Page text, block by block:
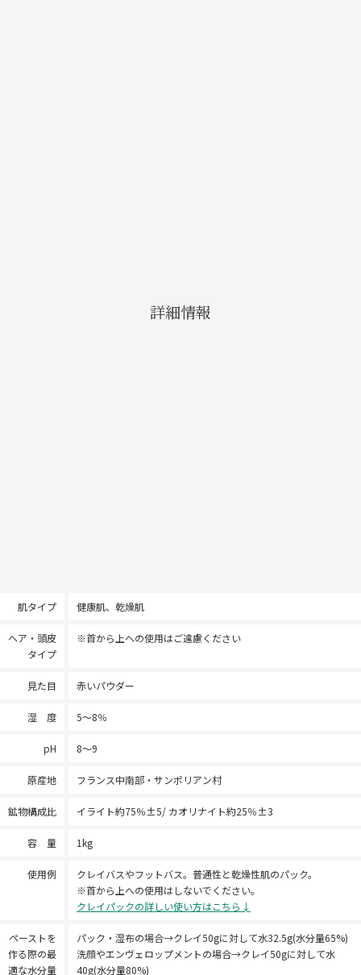
詳細情報
肌タイプ 健康肌、乾燥肌
ヘア・頭皮
タイプ
※首から上への使用はご遠慮ください
見た目 赤いパウダー
湿 度 5～8％
pH 8～9
原産地 フランス中南部・サンポリアン村
鉱物構成比 イライト約75％±5/ カオリナイト約25％±3
容 量 1kg
使用例
クレイバスやフットバス。普通性と乾燥性肌のパック。
※首から上への使用はしないでください。
クレイパックの詳しい使い方はこちら↓
ペーストを
作る際の最
適な水分量
パック・湿布の場合→クレイ50gに対して水32.5g(水分量65%)
洗顔やエンヴェロップメントの場合→クレイ50gに対して水
40g(水分量80%)